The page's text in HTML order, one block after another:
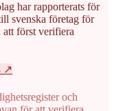
har rapporterats för
svenska företag för
att först verifiera
↗
och